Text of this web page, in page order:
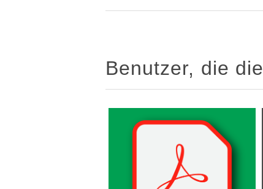
Benutzer, die